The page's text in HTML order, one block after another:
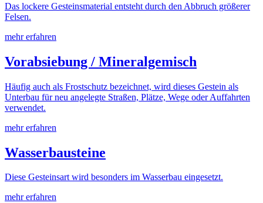
Das lockere Gesteinsmaterial entsteht durch den Abbruch größerer
Felsen.
mehr erfahren
Vorabsiebung / Mineralgemisch
Häufig auch als Frostschutz bezeichnet, wird dieses Gestein als
Unterbau für neu angelegte Straßen, Plätze, Wege oder Auffahrten
verwendet.
mehr erfahren
Wasserbausteine
Diese Gesteinsart wird besonders im Wasserbau eingesetzt.
mehr erfahren